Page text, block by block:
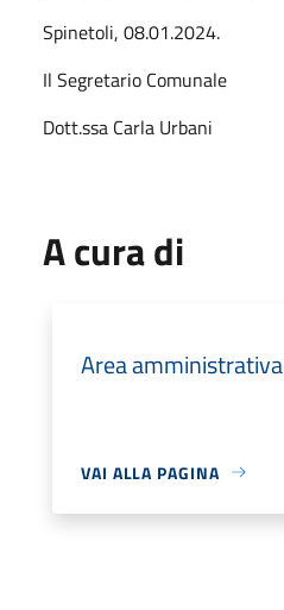
Spinetoli, 08.01.2024.
Il Segretario Comunale
Dott.ssa Carla Urbani
A cura di
Area amministrativa
VAI ALLA PAGINA